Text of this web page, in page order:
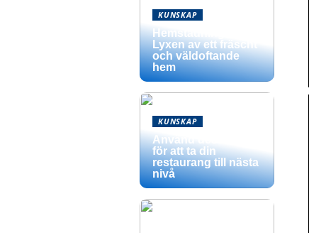
KUNSKAP
Hemstädning –
Lyxen av ett fräscht
och väldoftande
hem
KUNSKAP
Använd dessa tips
för att ta din
restaurang till nästa
nivå